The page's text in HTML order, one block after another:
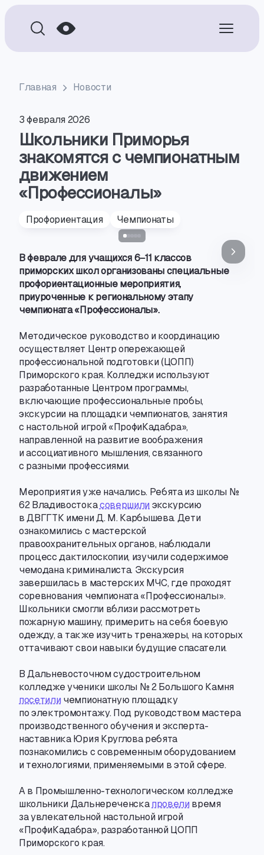
Главная Новости
3 февраля 2026
Школьники Приморья
знакомятся с чемпионатным
движением
«Профессионалы»
Профориентация Чемпионаты
В феврале для учащихся 6−11 классов
приморских школ организованы специальные
профориентационные мероприятия,
приуроченные к региональному этапу
чемпионата «Профессионалы».
Методическое руководство и координацию
осуществляет Центр опережающей
профессиональной подготовки (ЦОПП)
Приморского края. Колледжи используют
разработанные Центром программы,
включающие профессиональные пробы,
экскурсии на площадки чемпионатов, занятия
с настольной игрой «ПрофиКадабра»,
направленной на развитие воображения
и ассоциативного мышления,связанного
с разными профессиями.
Мероприятия уже начались. Ребята из школы №
62 Владивостокасовершили экскурсию
в ДВГГТК имениД. М. Карбышева. Дети
ознакомились с мастерской
правоохранительных органов, наблюдали
процесс дактилоскопии, изучили содержимое
чемодана криминалиста. Экскурсия
завершилась в мастерских МЧС, где проходят
соревнования чемпионата «Профессионалы».
Школьники смогли вблизи рассмотреть
пожарную машину, примерить на себя боевую
одежду,а также изучить тренажеры, на которых
оттачивают свои навыки будущие спасатели.
В Дальневосточном судостроительном
колледже ученики школы № 2 Большого Камня
посетили чемпионатную площадку
по электромонтажу. Под руководством мастера
производственного обучения и эксперта-
наставникаЮрия Круглова ребята
познакомились с современным оборудованием
и технологиями, применяемыми в этой сфере.
А в Промышленно-технологическом колледже
школьники Дальнереченска провели время
за увлекательной настольной игрой
«ПрофиКадабра», разработанной ЦОПП
Приморского края.